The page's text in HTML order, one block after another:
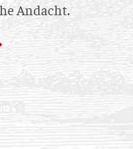
Andacht.